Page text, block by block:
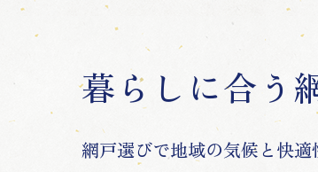
暮らしに合う
網戸選びで地域の気候と快